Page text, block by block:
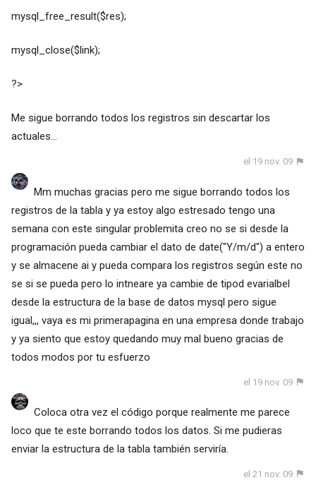
mysql_free_result($res);
mysql_close($link);
?>
Me sigue borrando todos los registros sin descartar los
actuales...
el 19 nov. 09
Mm muchas gracias pero me sigue borrando todos los
registros de la tabla y ya estoy algo estresado tengo una
semana con este singular problemita creo no se si desde la
programación pueda cambiar el dato de date("Y/m/d") a entero
y se almacene ai y pueda compara los registros según este no
se si se pueda pero lo intneare ya cambie de tipod evarialbel
desde la estructura de la base de datos mysql pero sigue
igual,,, vaya es mi primerapagina en una empresa donde trabajo
y ya siento que estoy quedando muy mal bueno gracias de
todos modos por tu esfuerzo
el 19 nov. 09
Coloca otra vez el código porque realmente me parece
loco que te este borrando todos los datos. Si me pudieras
enviar la estructura de la tabla también serviría.
el 21 nov. 09